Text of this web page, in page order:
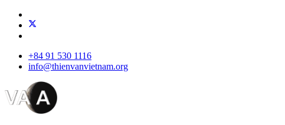
+84 91 530 1116
info@thienvanvietnam.org